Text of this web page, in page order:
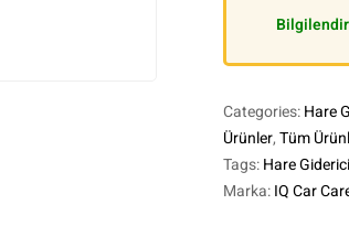
Categories:Hare
Ürünler,Tüm
Tags:Hare Giderici
Marka:IQ Car